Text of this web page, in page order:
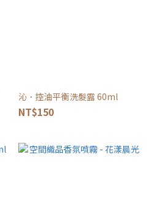
沁．控油平衡洗髮露 60ml
NT$150